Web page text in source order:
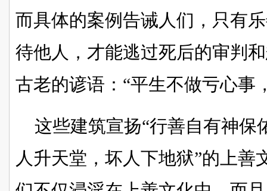
而具体的案例告诫人们，只有
待他人，才能逃过死后的审判
古老的谚语：“平生不做亏心事
这些建筑宣扬“行善自有神保
人升天堂，坏人下地狱”的上善